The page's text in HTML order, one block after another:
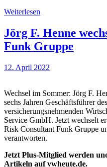
Weiterlesen
Jörg F. Henne
Funk Gruppe
12. April 2022
Wechsel im Sommer: Jörg F.
sechs Jahren Geschäftsführer
versicherungsnehmenden
Service GmbH. Jetzt wechselt
Risk Consultant Funk Gruppe
verantworten.
Jetzt Plus-Mitglied werden
Artikeln auf vwheute.de.